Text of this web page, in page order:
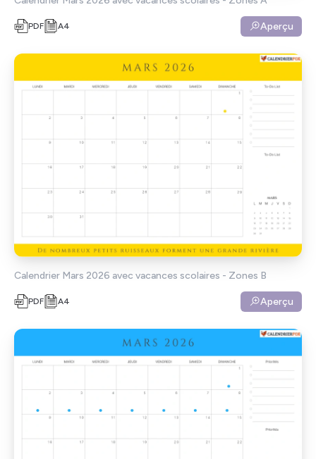
PDF A4 Aperçu
Calendrier Mars 2026 avec vacances scolaires - Zones B
PDF A4 Aperçu